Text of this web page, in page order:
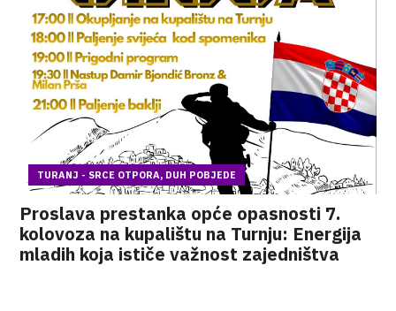
TURANJ - SRCE OTPORA, DUH POBJEDE
Proslava prestanka opće opasnosti 7.
kolovoza na kupalištu na Turnju: Energija
mladih koja ističe važnost zajedništva